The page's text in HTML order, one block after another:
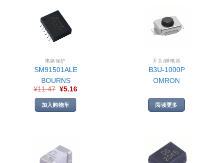
电路保护
SM91501ALE
BOURNS
¥11.47 ¥5.16
加入购物车
开关/继电器
B3U-1000P
OMRON
阅读更多